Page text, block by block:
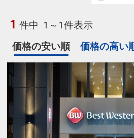
1 件中 1～1件表示
価格の安い順
価格の高い